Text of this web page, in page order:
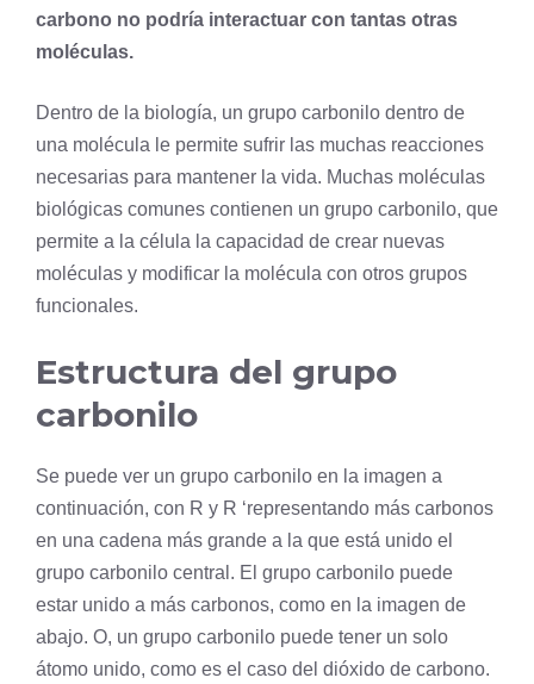
carbono no podría interactuar con tantas otras
moléculas.
Dentro de la biología, un grupo carbonilo dentro de
una molécula le permite sufrir las muchas reacciones
necesarias para mantener la vida. Muchas moléculas
biológicas comunes contienen un grupo carbonilo, que
permite a la célula la capacidad de crear nuevas
moléculas y modificar la molécula con otros grupos
funcionales.
Estructura del grupo
carbonilo
Se puede ver un grupo carbonilo en la imagen a
continuación, con R y R ‘representando más carbonos
en una cadena más grande a la que está unido el
grupo carbonilo central. El grupo carbonilo puede
estar unido a más carbonos, como en la imagen de
abajo. O, un grupo carbonilo puede tener un solo
átomo unido, como es el caso del dióxido de carbono.